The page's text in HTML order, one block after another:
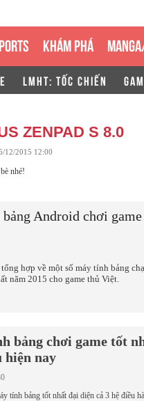
KHÁM PHÁ
LMHT: TỐC CHIẾN
ZENPAD S 8.0
12/2015 12:00
nhé!
Android chơi
hợp về một số máy tính bảng
năm 2015 cho game thủ Việt.
bảng chơi game tốt
hiện nay
tính bảng tốt nhất đại diện cả 3 hệ điều